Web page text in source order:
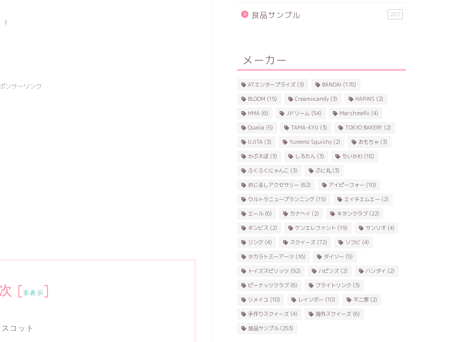
ンサーリンク
[非表示]
コット
食品サンプル 287
メーカー
ATエンタープライズ(3) BANDAI (178)
BLOOM (15) Creamiicandy(3) HAPiNS (2)
HMA(6) Jドリーム(54) Marshmellii (4)
Qualia (5) TAMA-KYU (3) TOKYO BAKERY(2)
UJITA(3) Yumeno Squishy(2) おもちゃ (3)
かぷえぼ(3) しろたん(3) ちいかわ(18)
ふくふくにゃんこ (3) ぷに丸(3)
めじるしアクセサリー(62) アイピーフォー(10)
ウルトラニュープランニング(15) エイチエムエー(2)
エール(6) カナヘイ (2) キタンクラブ(22)
ギンビス (2) ケンエレファント(19) サンリオ(4)
ジング(4) スクイーズ(72) ソフビ(4)
タカラトミーアーツ (16) ダイソー(5)
トイズスピリッツ (92) ハピンズ(2) バンダイ (2)
ピーナッツクラブ(6) ブライトリンク (3)
リメイユ(10) レインボー(10) 不二家(2)
手作りスクイーズ(4) 海外スクイーズ(6)
食品サンプル(253)